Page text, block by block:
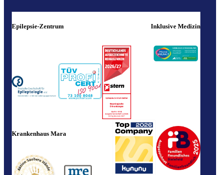
Epilepsie-Zentrum Inklusive Medizin
Krankenhaus Mara